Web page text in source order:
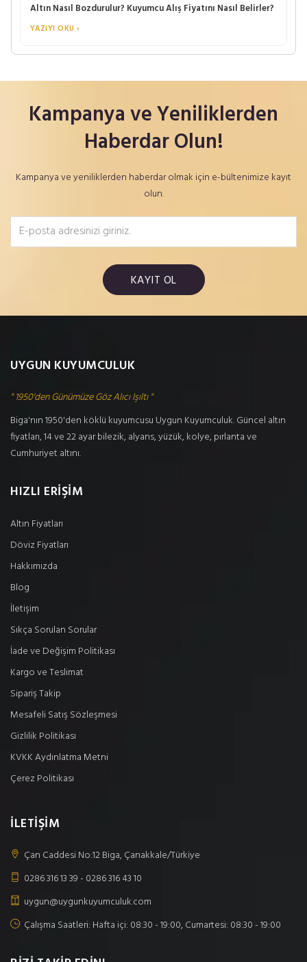
Altın Nasıl Bozdurulur? Kuyumcu Alış Fiyatını Nasıl Belirler?
YAZIYI OKU ›
Kampanya ve Yeniliklerden
Haberdar Olun!
Kampanya ve yeniliklerden haberdar olmak için e-bültenimize kayıt
olun.
KAYIT OL
UYGUN KUYUMCULUK
" 1950'den Günümüze Göz Alıcı Işıltı "
Biga'nın 1950'den köklü kuyumcusu Uygun Kuyumculuk. Güncel altın
fiyatları, 14 ve 22 ayar bilezik, alyans, yüzük, kolye, pırlanta ve
Cumhuriyet altını.
HIZLI ERİŞİM
Altın Fiyatları
Döviz Fiyatları
Hakkımızda
Blog
İletişim
Sıkça Sorulan Sorular
İade ve Değişim Politikası
Kargo ve Teslimat
Sipariş Takip
Mesafeli Satış Sözleşmesi
Gizlilik Politikası
KVKK Aydınlatma Metni
Çerez Politikası
İLETİŞİM
Çan Caddesi No:12 Biga, Çanakkale/Türkiye
0286 316 13 39 - 0286 316 43 10
uygun@uygunkuyumculuk.com
Çalışma Saatleri: Hafta içi: 08:30 - 19:00, Cumartesi: 08:30 - 19:00